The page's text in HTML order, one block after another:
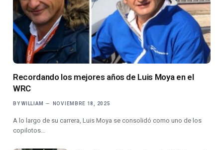
Recordando los mejores años de Luis Moya en el
WRC
BY WILLIAM NOVIEMBRE 18, 2025
A lo largo de su carrera, Luis Moya se consolidó como uno de los
copilotos…